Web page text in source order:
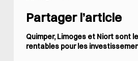
Partager l’article
Quimper, Limoges et Niort sont
rentables pour les